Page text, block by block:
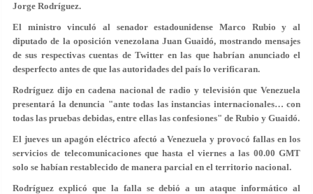
Jorge Rodríguez.
El ministro vinculó al senador estadounidense Marco Rubio y al
diputado de la oposición venezolana Juan Guaidó, mostrando mensajes
de sus respectivas cuentas de Twitter en las que habrían anunciado el
desperfecto antes de que las autoridades del país lo verificaran.
Rodríguez dijo en cadena nacional de radio y televisión que Venezuela
presentará la denuncia "ante todas las instancias internacionales… con
todas las pruebas debidas, entre ellas las confesiones" de Rubio y Guaidó.
El jueves un apagón eléctrico afectó a Venezuela y provocó fallas en los
servicios de telecomunicaciones que hasta el viernes a las 00.00 GMT
solo se habían restablecido de manera parcial en el territorio nacional.
Rodríguez explicó que la falla se debió a un ataque informático al